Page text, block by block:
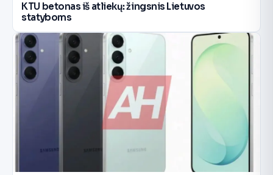
KTU betonas iš atliekų: žingsnis Lietuvos
statyboms